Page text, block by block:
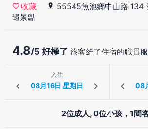
收藏 55545魚池鄉中山路 134
邊景點
4.8/5 好極了 旅客給了住宿的職員
入住
2位成人, 0位小孩，1間